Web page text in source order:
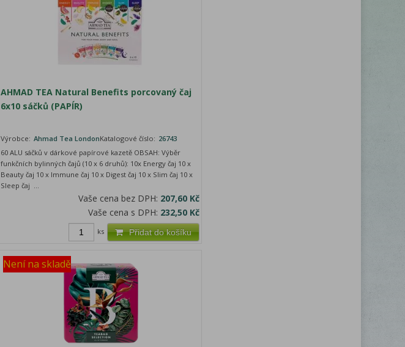
AHMAD TEA Natural Benefits porcovaný čaj
6x10 sáčků (PAPÍR)
Výrobce: Ahmad Tea LondonKatalogové číslo: 26743
60 ALU sáčků v dárkové papírové kazetě OBSAH: Výběr
funkčních bylinných čajů (10 x 6 druhů): 10x Energy čaj 10 x
Beauty čaj 10 x Immune čaj 10 x Digest čaj 10 x Slim čaj 10 x
Sleep čaj ...
Vaše cena bez DPH: 207,60 Kč
Vaše cena s DPH: 232,50 Kč
Přidat do košíku
ks
Není na skladě